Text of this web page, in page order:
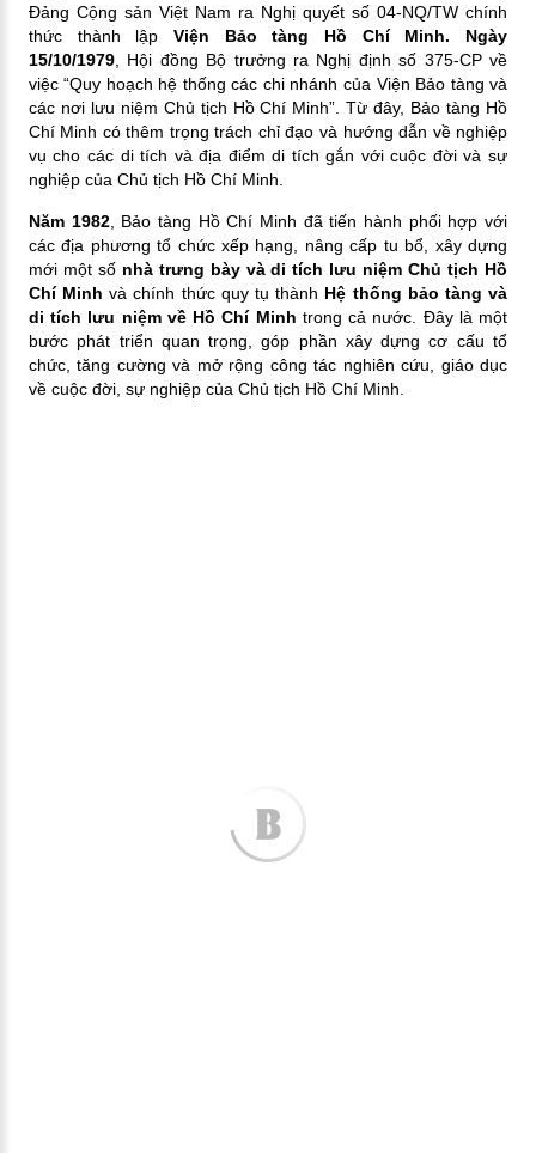
Đảng Cộng sản Việt Nam ra Nghị quyết số 04-NQ/TW chính
thức thành lập Viện Bảo tàng Hồ Chí Minh. Ngày
15/10/1979, Hội đồng Bộ trưởng ra Nghị định số 375-CP về
việc “Quy hoạch hệ thống các chi nhánh của Viện Bảo tàng và
các nơi lưu niệm Chủ tịch Hồ Chí Minh”. Từ đây, Bảo tàng Hồ
Chí Minh có thêm trọng trách chỉ đạo và hướng dẫn về nghiệp
vụ cho các di tích và địa điểm di tích gắn với cuộc đời và sự
nghiệp của Chủ tịch Hồ Chí Minh.
Năm 1982, Bảo tàng Hồ Chí Minh đã tiến hành phối hợp với
các địa phương tổ chức xếp hạng, nâng cấp tu bổ, xây dựng
mới một số nhà trưng bày và di tích lưu niệm Chủ tịch Hồ
Chí Minh và chính thức quy tụ thành Hệ thống bảo tàng và
di tích lưu niệm về Hồ Chí Minh trong cả nước. Đây là một
bước phát triển quan trọng, góp phần xây dựng cơ cấu tổ
chức, tăng cường và mở rộng công tác nghiên cứu, giáo dục
về cuộc đời, sự nghiệp của Chủ tịch Hồ Chí Minh.